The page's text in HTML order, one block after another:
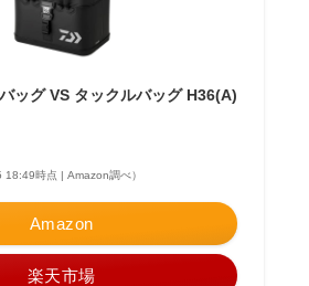
ッグ VS タックルバッグ H36(A)
18:49時点 | Amazon調べ）
Amazon
楽天市場